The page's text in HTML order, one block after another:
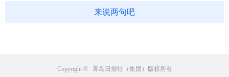
来说两句吧
Copyright © 青岛日报社（集团）版权所有